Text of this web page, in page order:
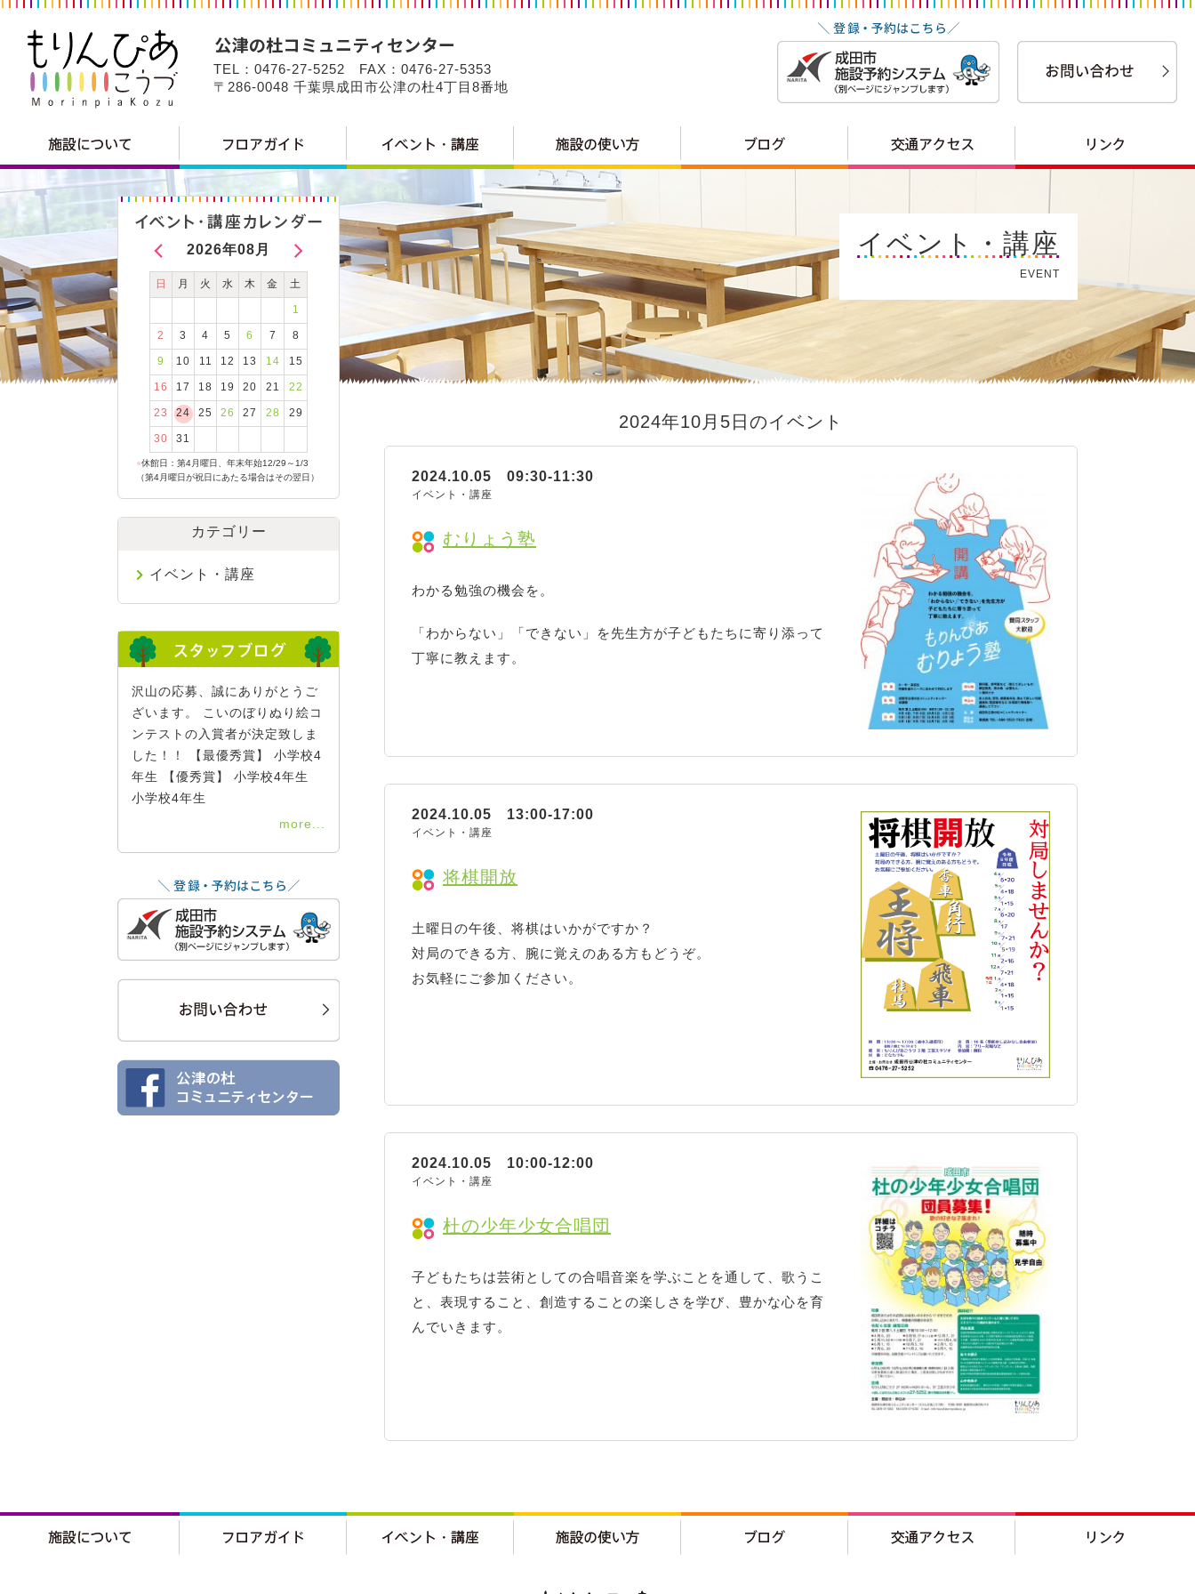
TEL：0476-27-5252 FAX：0476-27-5353
〒286-0048 千葉県成田市公津の杜4丁目8番地
イベント・講座
EVENT
2024年10月5日のイベント
むりょう塾
2024.10.05 09:30-11:30
イベント・講座
わかる勉強の機会を。
「わからない」「できない」を先生方が子どもたちに寄り添って
丁寧に教えます。
将棋開放
2024.10.05 13:00-17:00
イベント・講座
土曜日の午後、将棋はいかがですか？
対局のできる方、腕に覚えのある方もどうぞ。
お気軽にご参加ください。
杜の少年少女合唱団
2024.10.05 10:00-12:00
イベント・講座
子どもたちは芸術としての合唱音楽を学ぶことを通して、歌うこ
と、表現すること、創造することの楽しさを学び、豊かな心を育
んでいきます。
2026年08月
日 月 火 水 木 金 土
1
2 3 4 5 6 7 8
9 10 11 12 13 14 15
16 17 18 19 20 21 22
23 24 25 26 27 28 29
30 31
●休館日：第4月曜日、年末年始12/29～1/3
（第4月曜日が祝日にあたる場合はその翌日）
カテゴリー
イベント・講座
沢山の応募、誠にありがとうご
ざいます。 こいのぼりぬり絵コ
ンテストの入賞者が決定致しま
した！！ 【最優秀賞】 小学校4
年生 【優秀賞】 小学校4年生
小学校4年生
more...